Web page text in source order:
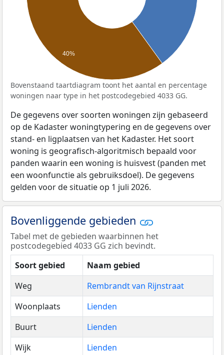
40%
Bovenstaand taartdiagram toont het aantal en percentage
woningen naar type in het postcodegebied 4033 GG.
De gegevens over soorten woningen zijn gebaseerd
op de Kadaster woningtypering en de gegevens over
stand- en ligplaatsen van het Kadaster. Het soort
woning is geografisch-algoritmisch bepaald voor
panden waarin een woning is huisvest (panden met
een woonfunctie als gebruiksdoel). De gegevens
gelden voor de situatie op 1 juli 2026.
Bovenliggende gebieden
Tabel met de gebieden waarbinnen het
postcodegebied 4033 GG zich bevindt.
Soort gebied
Naam gebied
Weg
Rembrandt van Rijnstraat
Woonplaats
Lienden
Buurt
Lienden
Wijk
Lienden